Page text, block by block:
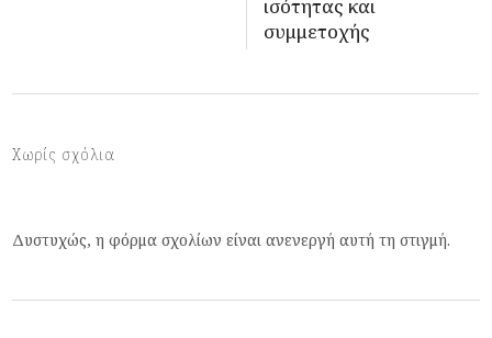
ισότητας και
συμμετοχής
Χωρίς σχόλια
Δυστυχώς, η φόρμα σχολίων είναι ανενεργή αυτή τη στιγμή.